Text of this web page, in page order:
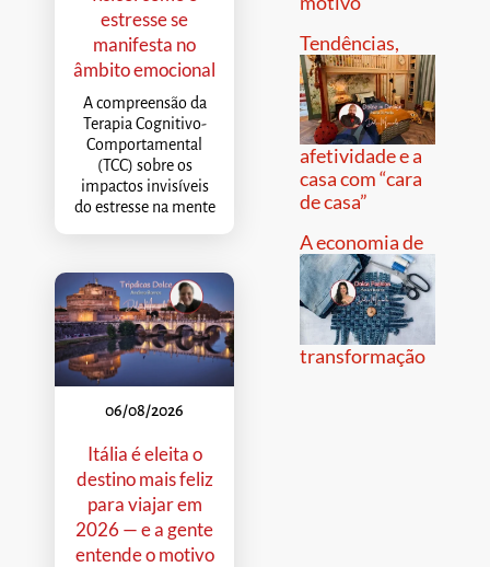
estresse se
manifesta no
âmbito emocional
A compreensão da
Terapia Cognitivo-
Comportamental
(TCC) sobre os
impactos invisíveis
do estresse na mente
06/08/2026
Itália é eleita o
destino mais feliz
para viajar em
2026 — e a gente
entende o motivo
Tendências,
afetividade e a
casa com “cara
de casa”
A economia de
transformação